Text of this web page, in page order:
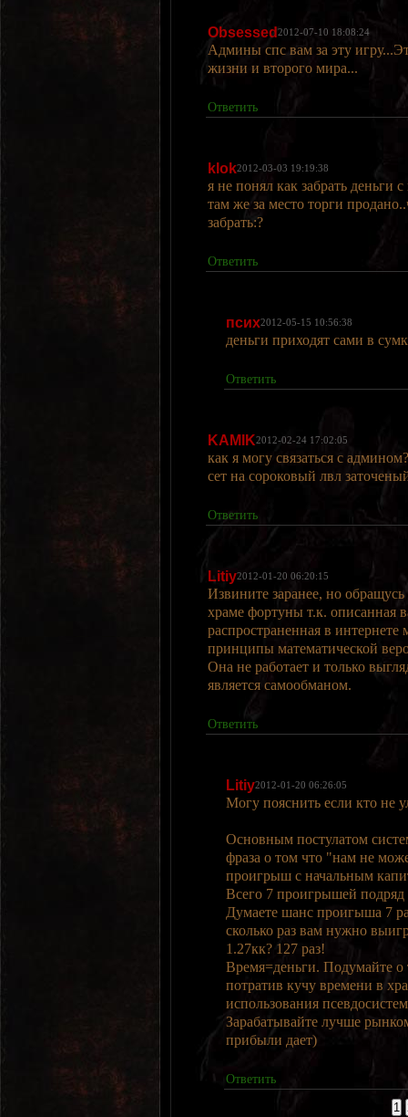
Obsessed2012-07-10 18:08:24
Админы спс вам за эту
жизни и второго мира...
Ответить
klok2012-03-03 19:19:38
я не понял как забрать деньги
там же за место торги
забрать:?
Ответить
псих2012-05-15 10:56:38
деньги приходят сами в
Ответить
KAMIK2012-02-24 17:02:05
как я могу связаться с
сет на сороковый лвл
Ответить
Litiy2012-01-20 06:20:15
Извините заранее, но
храме фортуны т.к. описанная
распространенная в
принципы математической
Она не работает и только
является самообманом.
Ответить
Litiy2012-01-20 06:26:05
Могу пояснить если кто не
Основным постулатом
фраза о том что "нам не
проигрыш с начальным
Всего 7 проигрышей
Думаете шанс проигыша 7
сколько раз вам нужно
1.27кк? 127 раз!
Время=деньги. Подумайте о
потратив кучу времени в
использования
Зарабатывайте лучше
прибыли дает)
Ответить
1